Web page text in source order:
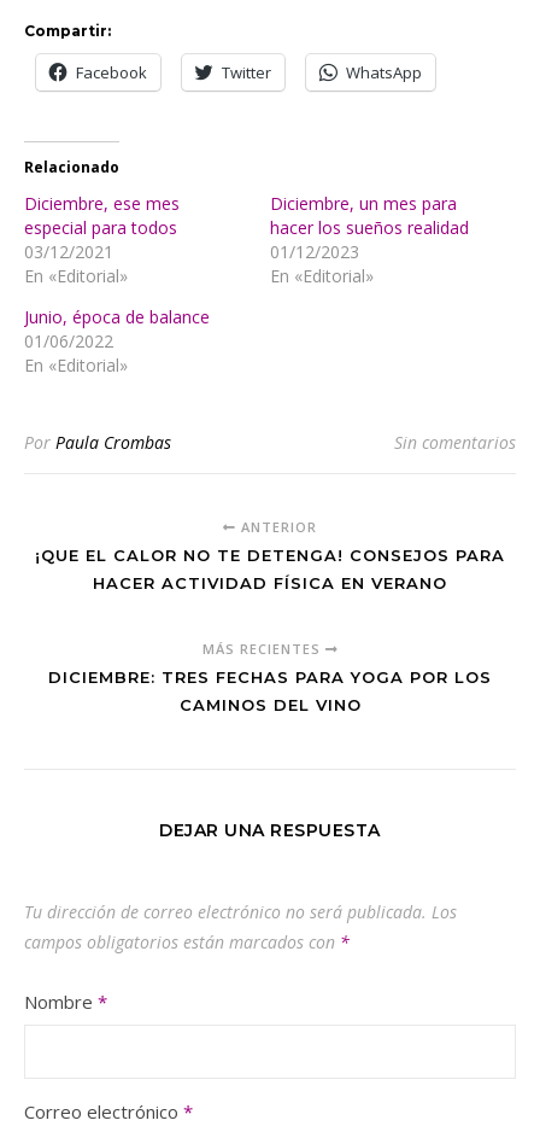
Compartir:
Facebook Twitter WhatsApp
Relacionado
Diciembre, ese mes
especial para todos
03/12/2021
En «Editorial»
Diciembre, un mes para
hacer los sueños realidad
01/12/2023
En «Editorial»
Junio, época de balance
01/06/2022
En «Editorial»
Por Paula Crombas Sin comentarios
ANTERIOR
¡QUE EL CALOR NO TE DETENGA! CONSEJOS PARA
HACER ACTIVIDAD FÍSICA EN VERANO
MÁS RECIENTES
DICIEMBRE: TRES FECHAS PARA YOGA POR LOS
CAMINOS DEL VINO
DEJAR UNA RESPUESTA
Tu dirección de correo electrónico no será publicada. Los
campos obligatorios están marcados con *
Nombre *
Correo electrónico *